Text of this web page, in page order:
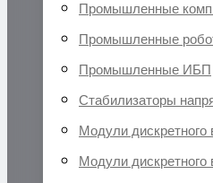
Промышленные
Промышленные
Промышленные ИБП
Стабилизаторы
Модули дискретного
Модули дискретного